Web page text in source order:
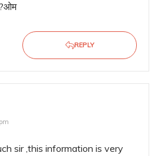
REPLY
sir ,this information is very